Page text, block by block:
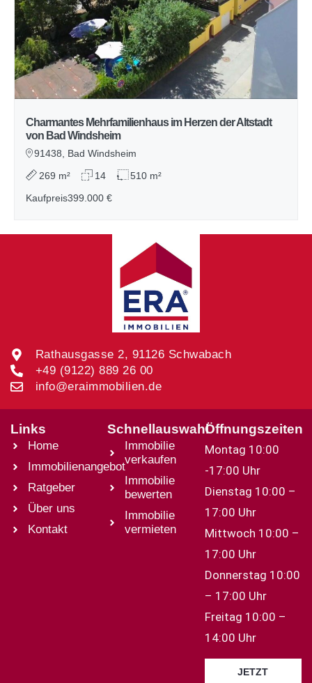
Charmantes Mehrfamilienhaus im Herzen der Altstadt
von Bad Windsheim
91438, Bad Windsheim
269 m² 14
510 m²
Kaufpreis399.000 €
Rathausgasse 2, 91126 Schwabach
+49 (9122) 889 26 00
info@eraimmobilien.de
Links
Home
Immobilienangebot
Ratgeber
Über uns
Kontakt
Schnellauswahl
Immobilie
verkaufen
Immobilie
bewerten
Immobilie
vermieten
Öffnungszeiten
Montag 10:00
-17:00 Uhr
Dienstag 10:00 –
17:00 Uhr
Mittwoch 10:00 –
17:00 Uhr
Donnerstag 10:00
– 17:00 Uhr
Freitag 10:00 –
14:00 Uhr
JETZT